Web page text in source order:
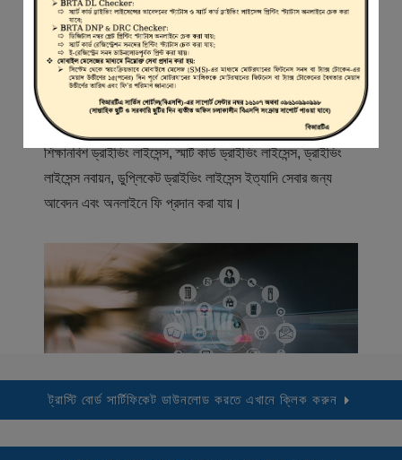
স্বাগতম
বিআরটিএ সার্ভিস পোর্টাল (বিএসপি) বাংলাদেশ রোড ট্রান্সপোর্ট অথরিটি
(বিআরটিএ) এর একটি অনলাইন সেবা প্রদানের মাধ্যম যেখানে ড্রাইভার,
মোটরযান মালিক, মোটরযান বিক্রেতাদের নিবন্ধিত করা হয় এবং
শিক্ষানবিশ ড্রাইভিং লাইসেন্স, স্মার্ট কার্ড ড্রাইভিং লাইসেন্স, ড্রাইভিং
লাইসেন্স নবায়ন, ডুপ্লিকেট ড্রাইভিং লাইসেন্স ইত্যাদি সেবার জন্য
আবেদন এবং অনলাইনে ফি প্রদান করা যায়।
ট্রাস্টি বোর্ড সার্টিফিকেট ডাউনলোড করতে এখানে ক্লিক করুন